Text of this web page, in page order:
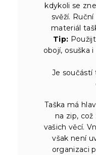
kdykoli se
svěží.
materiál
Tip:
obojí, osuška
Je součástí
Taška má
na zip,
vašich věcí.
však není
organizaci